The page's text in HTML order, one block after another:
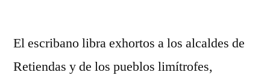
El escribano libra exhortos a los alcaldes de
Retiendas y de los pueblos limítrofes,